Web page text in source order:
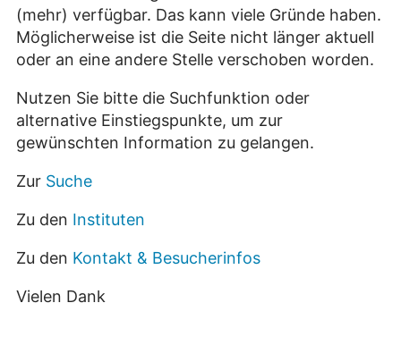
(mehr) verfügbar. Das kann viele Gründe haben.
Möglicherweise ist die Seite nicht länger aktuell
oder an eine andere Stelle verschoben worden.
Nutzen Sie bitte die Suchfunktion oder
alternative Einstiegspunkte, um zur
gewünschten Information zu gelangen.
Zur Suche
Zu den Instituten
Zu den Kontakt & Besucherinfos
Vielen Dank